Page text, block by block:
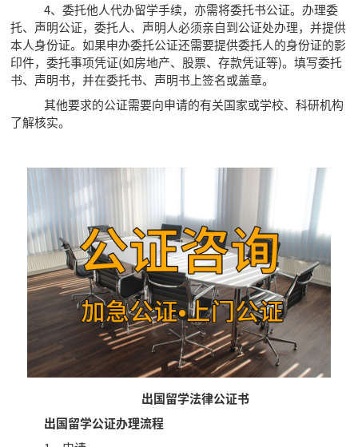
4、委托他人代办留学手续，亦需将委托书公证。办理委
托、声明公证，委托人、声明人必须亲自到公证处办理，并提供
本人身份证。如果申办委托公证还需要提供委托人的身份证的影
印件，委托事项凭证(如房地产、股票、存款凭证等)。填写委托
书、声明书，并在委托书、声明书上签名或盖章。
其他要求的公证需要向申请的有关国家或学校、科研机构
了解核实。
出国留学法律公证书
出国留学公证办理流程